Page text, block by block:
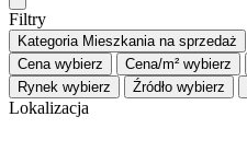
Filtry
Kategoria Mieszkania na sprzedaż
Cena wybierz Cena/m² wybierz
Rynek wybierz Źródło wybierz
Lokalizacja